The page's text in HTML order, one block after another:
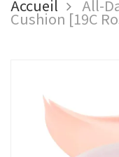
Accueil All-
Cushion [19C